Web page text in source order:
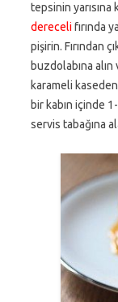
tepsinin yarısına
derecelifırında
pişirin. Fırından
buzdolabına
karameli
bir kabın içinde
servis tabağına